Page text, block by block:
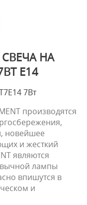
НА
Е14
7Вт
производятся
новейшее
и жесткий
являются
лампы
впишутся в
и